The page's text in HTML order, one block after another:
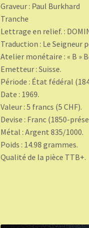
Graveur : Paul Burkhard
Tranche
Lettrage en relief. :
Traduction : Le Seigneur
Atelier monétaire : « B »
Emetteur : Suisse.
Période : État fédéral
Date : 1969.
Valeur : 5 francs (5 CHF).
Devise : Franc (1850-
Métal : Argent 835/1000.
Poids : 14.98 grammes.
Qualité de la pièce TTB+.